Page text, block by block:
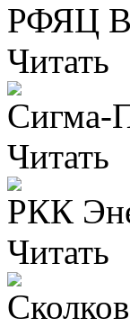
РФЯЦ
Читать
Сигма-
Читать
РКК
Читать